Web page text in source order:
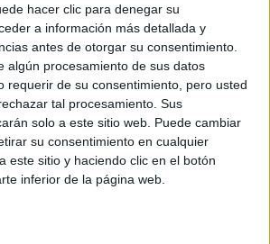
hacer clic para denegar su
a información más detallada y
antes de otorgar su consentimiento.
algún procesamiento de sus datos
requerir de su consentimiento, pero usted
tal procesamiento. Sus
solo a este sitio web. Puede cambiar
su consentimiento en cualquier
este sitio y haciendo clic en el botón
inferior de la página web.
29-01-2025 15:08
así es una de las
más completas
una piel radiante
una línea de productos de
para lucir un rostro auténtico y
la belleza natural.